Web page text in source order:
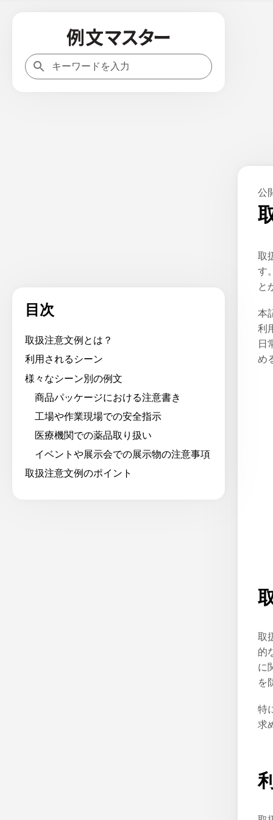
目次
取扱注意文例とは？
利用されるシーン
様々なシーン別の例文
商品パッケージにおける注意書き
工場や作業現場での安全指示
医療機関での薬品取り扱い
イベントや展示会での展示物の注意事項
取扱注意文例のポイント
公
取
す
と
本
利
日
め
取
的
に
を
特
求